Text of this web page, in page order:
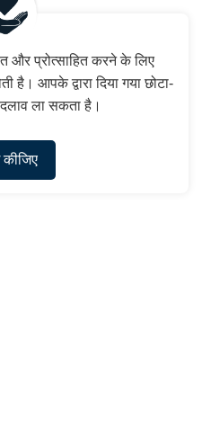
और प्रोत्साहित करने के लिए
है। आपके द्वारा दिया गया छोटा-
ला सकता है।